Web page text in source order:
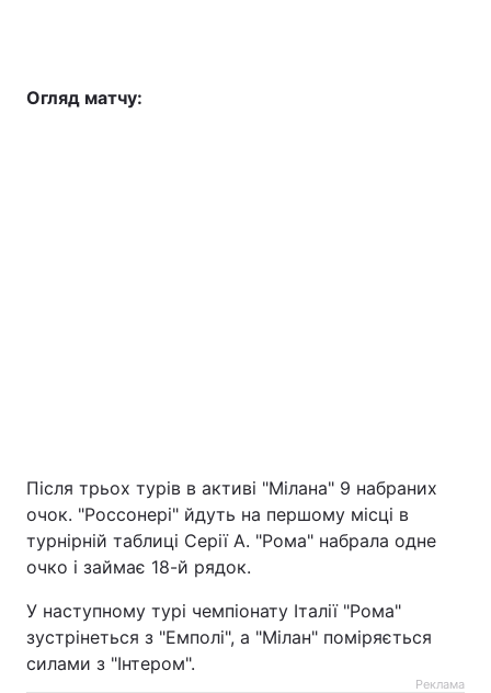
Огляд матчу:
Після трьох турів в активі "Мілана" 9 набраних
очок. "Россонері" йдуть на першому місці в
турнірній таблиці Серії А. "Рома" набрала одне
очко і займає 18-й рядок.
У наступному турі чемпіонату Італії "Рома"
зустрінеться з "Емполі", а "Мілан" поміряється
силами з "Інтером".
Реклама